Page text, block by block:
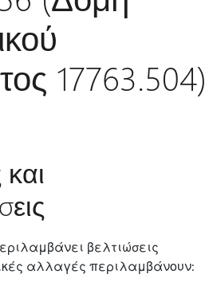
17763.504)
βελτιώσεις
αλλαγές περιλαμβάνουν: